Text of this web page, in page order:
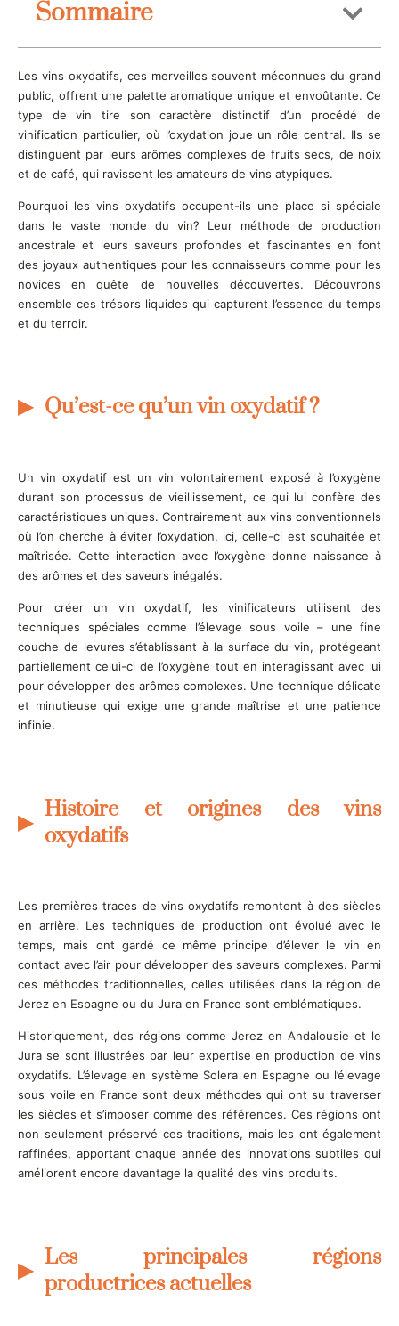
Sommaire
Les vins oxydatifs, ces merveilles souvent méconnues du grand
public, offrent une palette aromatique unique et envoûtante. Ce
type de vin tire son caractère distinctif d’un procédé de
vinification particulier, où l’oxydation joue un rôle central. Ils se
distinguent par leurs arômes complexes de fruits secs, de noix
et de café, qui ravissent les amateurs de vins atypiques.
Pourquoi les vins oxydatifs occupent-ils une place si spéciale
dans le vaste monde du vin? Leur méthode de production
ancestrale et leurs saveurs profondes et fascinantes en font
des joyaux authentiques pour les connaisseurs comme pour les
novices en quête de nouvelles découvertes. Découvrons
ensemble ces trésors liquides qui capturent l’essence du temps
et du terroir.
Qu’est-ce qu’un vin oxydatif ?
Un vin oxydatif est un vin volontairement exposé à l’oxygène
durant son processus de vieillissement, ce qui lui confère des
caractéristiques uniques. Contrairement aux vins conventionnels
où l’on cherche à éviter l’oxydation, ici, celle-ci est souhaitée et
maîtrisée. Cette interaction avec l’oxygène donne naissance à
des arômes et des saveurs inégalés.
Pour créer un vin oxydatif, les vinificateurs utilisent des
techniques spéciales comme l’élevage sous voile – une fine
couche de levures s’établissant à la surface du vin, protégeant
partiellement celui-ci de l’oxygène tout en interagissant avec lui
pour développer des arômes complexes. Une technique délicate
et minutieuse qui exige une grande maîtrise et une patience
infinie.
Histoire et origines des vins
oxydatifs
Les premières traces de vins oxydatifs remontent à des siècles
en arrière. Les techniques de production ont évolué avec le
temps, mais ont gardé ce même principe d’élever le vin en
contact avec l’air pour développer des saveurs complexes. Parmi
ces méthodes traditionnelles, celles utilisées dans la région de
Jerez en Espagne ou du Jura en France sont emblématiques.
Historiquement, des régions comme Jerez en Andalousie et le
Jura se sont illustrées par leur expertise en production de vins
oxydatifs. L’élevage en système Solera en Espagne ou l’élevage
sous voile en France sont deux méthodes qui ont su traverser
les siècles et s’imposer comme des références. Ces régions ont
non seulement préservé ces traditions, mais les ont également
raffinées, apportant chaque année des innovations subtiles qui
améliorent encore davantage la qualité des vins produits.
Les principales régions
productrices actuelles